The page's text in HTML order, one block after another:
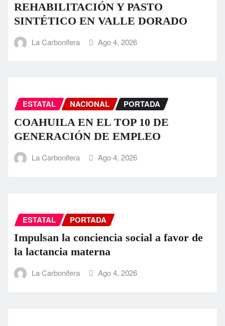
REHABILITACIÓN Y PASTO
SINTÉTICO EN VALLE DORADO
La Carbonifera Ago 4, 2026
ESTATAL NACIONAL PORTADA
COAHUILA EN EL TOP 10 DE
GENERACIÓN DE EMPLEO
La Carbonifera Ago 4, 2026
ESTATAL PORTADA
Impulsan la conciencia social a favor de
la lactancia materna
La Carbonifera Ago 4, 2026